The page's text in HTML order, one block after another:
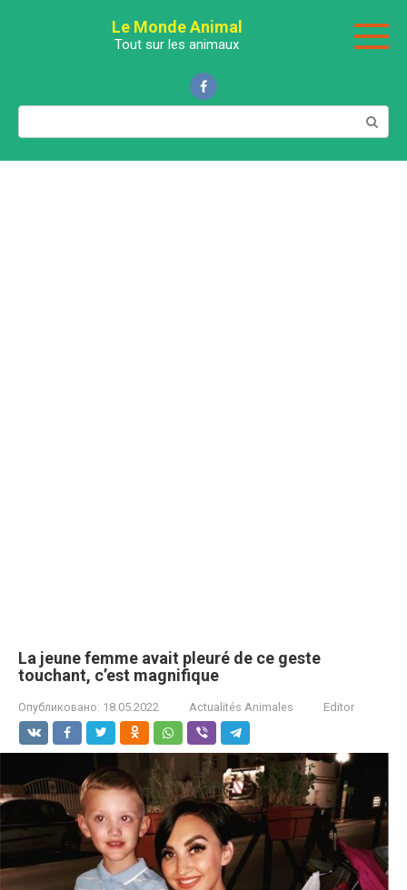
Le Monde Animal
Tout sur les animaux
Поиск:
La jeune femme avait pleuré de ce geste
touchant, c’est magnifique
Опубликовано: 18.05.2022 Actualités Animales Editor